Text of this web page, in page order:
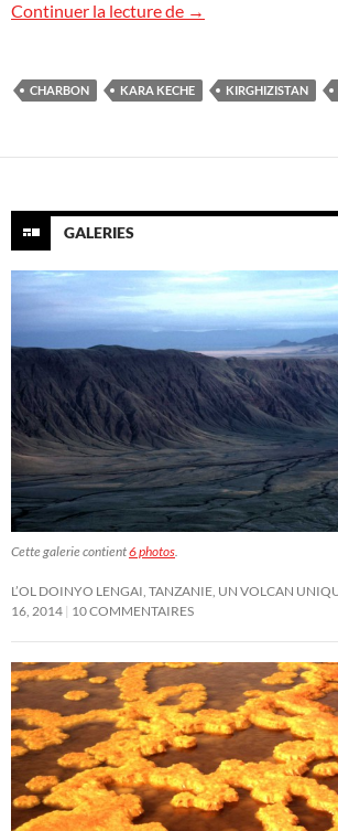
Continuer la lecture de La mine de charbon
→
CHARBON KARA KECHE KIRGHIZISTAN
GALERIES
Cette galerie contient6 photos.
L’OL DOINYO LENGAI, TANZANIE, UN VOLCAN
16, 2014 10 COMMENTAIRES